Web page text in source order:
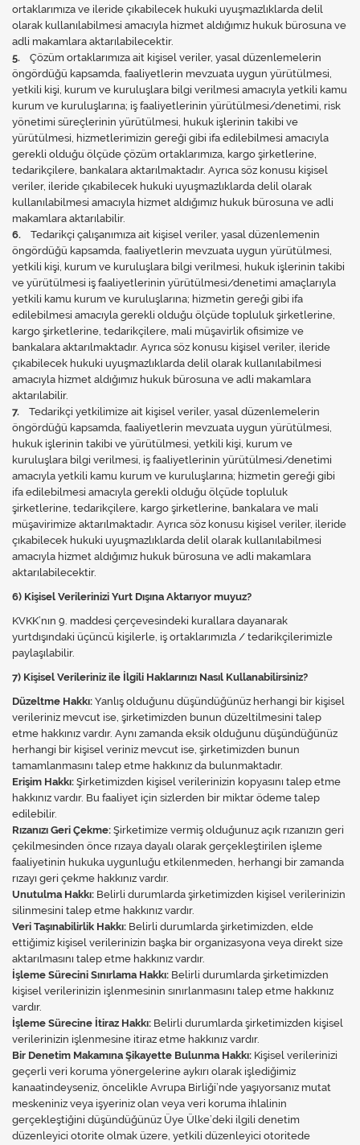
ortaklarımıza ve ileride çıkabilecek hukuki uyuşmazlıklarda delil
olarak kullanılabilmesi amacıyla hizmet aldığımız hukuk bürosuna ve
adli makamlara aktarılabilecektir.
5. Çözüm ortaklarımıza ait kişisel veriler, yasal düzenlemelerin
öngördüğü kapsamda, faaliyetlerin mevzuata uygun yürütülmesi,
yetkili kişi, kurum ve kuruluşlara bilgi verilmesi amacıyla yetkili kamu
kurum ve kuruluşlarına; iş faaliyetlerinin yürütülmesi/denetimi, risk
yönetimi süreçlerinin yürütülmesi, hukuk işlerinin takibi ve
yürütülmesi, hizmetlerimizin gereği gibi ifa edilebilmesi amacıyla
gerekli olduğu ölçüde çözüm ortaklarımıza, kargo şirketlerine,
tedarikçilere, bankalara aktarılmaktadır. Ayrıca söz konusu kişisel
veriler, ileride çıkabilecek hukuki uyuşmazlıklarda delil olarak
kullanılabilmesi amacıyla hizmet aldığımız hukuk bürosuna ve adli
makamlara aktarılabilir.
6.
Tedarikçi çalışanımıza ait kişisel veriler, yasal düzenlemenin
öngördüğü kapsamda, faaliyetlerin mevzuata uygun yürütülmesi,
yetkili kişi, kurum ve kuruluşlara bilgi verilmesi, hukuk işlerinin takibi
ve yürütülmesi iş faaliyetlerinin yürütülmesi/denetimi amaçlarıyla
yetkili kamu kurum ve kuruluşlarına; hizmetin gereği gibi ifa
edilebilmesi amacıyla gerekli olduğu ölçüde topluluk şirketlerine,
kargo şirketlerine, tedarikçilere, mali müşavirlik ofisimize ve
bankalara aktarılmaktadır. Ayrıca söz konusu kişisel veriler, ileride
çıkabilecek hukuki uyuşmazlıklarda delil olarak kullanılabilmesi
amacıyla hizmet aldığımız hukuk bürosuna ve adli makamlara
aktarılabilir.
7. Tedarikçi yetkilimize ait kişisel veriler, yasal düzenlemelerin
öngördüğü kapsamda, faaliyetlerin mevzuata uygun yürütülmesi,
hukuk işlerinin takibi ve yürütülmesi, yetkili kişi, kurum ve
kuruluşlara bilgi verilmesi, iş faaliyetlerinin yürütülmesi/denetimi
amacıyla yetkili kamu kurum ve kuruluşlarına; hizmetin gereği gibi
ifa edilebilmesi amacıyla gerekli olduğu ölçüde topluluk
şirketlerine, tedarikçilere, kargo şirketlerine, bankalara ve mali
müşavirimize aktarılmaktadır. Ayrıca söz konusu kişisel veriler, ileride
çıkabilecek hukuki uyuşmazlıklarda delil olarak kullanılabilmesi
amacıyla hizmet aldığımız hukuk bürosuna ve adli makamlara
aktarılabilecektir.
6) Kişisel Verilerinizi Yurt Dışına Aktarıyor muyuz?
KVKK’nın 9. maddesi çerçevesindeki kurallara dayanarak
yurtdışındaki üçüncü kişilerle, iş ortaklarımızla / tedarikçilerimizle
paylaşılabilir.
7) Kişisel Verileriniz ile İlgili Haklarınızı Nasıl Kullanabilirsiniz?
Düzeltme Hakkı: Yanlış olduğunu düşündüğünüz herhangi bir kişisel
verileriniz mevcut ise, şirketimizden bunun düzeltilmesini talep
etme hakkınız vardır. Aynı zamanda eksik olduğunu düşündüğünüz
herhangi bir kişisel veriniz mevcut ise, şirketimizden bunun
tamamlanmasını talep etme hakkınız da bulunmaktadır.
Erişim Hakkı: Şirketimizden kişisel verilerinizin kopyasını talep etme
hakkınız vardır. Bu faaliyet için sizlerden bir miktar ödeme talep
edilebilir.
Rızanızı Geri Çekme: Şirketimize vermiş olduğunuz açık rızanızın geri
çekilmesinden önce rızaya dayalı olarak gerçekleştirilen işleme
faaliyetinin hukuka uygunluğu etkilenmeden, herhangi bir zamanda
rızayı geri çekme hakkınız vardır.
Unutulma Hakkı: Belirli durumlarda şirketimizden kişisel verilerinizin
silinmesini talep etme hakkınız vardır.
Veri Taşınabilirlik Hakkı: Belirli durumlarda şirketimizden, elde
ettiğimiz kişisel verilerinizin başka bir organizasyona veya direkt size
aktarılmasını talep etme hakkınız vardır.
İşleme Sürecini Sınırlama Hakkı: Belirli durumlarda şirketimizden
kişisel verilerinizin işlenmesinin sınırlanmasını talep etme hakkınız
vardır.
İşleme Sürecine İtiraz Hakkı: Belirli durumlarda şirketimizden kişisel
verilerinizin işlenmesine itiraz etme hakkınız vardır.
Bir Denetim Makamına Şikayette Bulunma Hakkı: Kişisel verilerinizi
geçerli veri koruma yönergelerine aykırı olarak işlediğimiz
kanaatindeyseniz, öncelikle Avrupa Birliği’nde yaşıyorsanız mutat
meskeniniz veya işyeriniz olan veya veri koruma ihlalinin
gerçekleştiğini düşündüğünüz Üye Ülke’deki ilgili denetim
düzenleyici otorite olmak üzere, yetkili düzenleyici otoritede